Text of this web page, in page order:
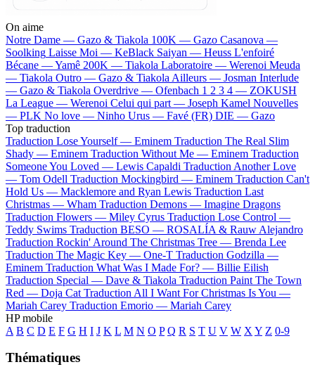
On aime
Notre Dame — Gazo & Tiakola 100K — Gazo Casanova —
Soolking Laisse Moi — KeBlack Saiyan — Heuss L'enfoiré
Bécane —Yamê 200K — Tiakola Laboratoire — Werenoi Meuda
— Tiakola Outro — Gazo & Tiakola Ailleurs — Josman Interlude
— Gazo & Tiakola Overdrive — Ofenbach 1 2 3 4 — ZOKUSH
La League — Werenoi Celui qui part — Joseph Kamel Nouvelles
— PLK No love — Ninho Urus — Favé (FR) DIE — Gazo
Top traduction
Traduction Lose Yourself — Eminem Traduction The Real Slim
Shady — Eminem Traduction Without Me — Eminem Traduction
Someone You Loved — Lewis Capaldi Traduction Another Love
— Tom Odell Traduction Mockingbird — Eminem Traduction Can't
Hold Us — Macklemore and Ryan Lewis Traduction Last
Christmas — Wham Traduction Demons — Imagine Dragons
Traduction Flowers — Miley Cyrus Traduction Lose Control —
Teddy Swims Traduction BESO — ROSALÍA & Rauw Alejandro
Traduction Rockin' Around The Christmas Tree — Brenda Lee
Traduction The Magic Key — One-T Traduction Godzilla —
Eminem Traduction What Was I Made For? — Billie Eilish
Traduction Special — Dave & Tiakola Traduction Paint The Town
Red — Doja Cat Traduction All I Want For Christmas Is You —
Mariah Carey Traduction Emorio — Mariah Carey
HP mobile
A B C D E F G H I J K L M N O P Q R S T U V W X Y Z 0-9
Thématiques